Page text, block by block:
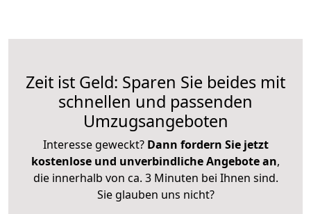
Zeit ist Geld: Sparen Sie beides mit
schnellen und passenden
Umzugsangeboten
Interesse geweckt? Dann fordern Sie jetzt
kostenlose und unverbindliche Angebote an,
die innerhalb von ca. 3 Minuten bei Ihnen sind.
Sie glauben uns nicht?